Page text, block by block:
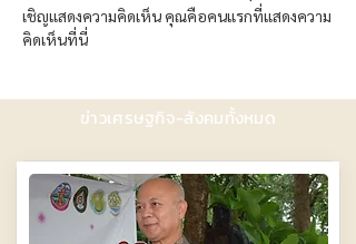
เชิญแสดงความคิดเห็น คุณคือคนแรกที่แสดงความ
คิดเห็นที่นี่
ข่าวเศรษฐกิจ-สังคมทั้งหมด